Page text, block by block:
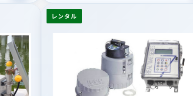
レンタル